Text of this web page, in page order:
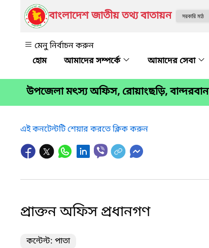
বাংলাদেশ জাতীয় তথ্য বাতায়ন
মেনু নির্বাচন করুন
আমাদের সম্পর্কে
আমাদের সেবা
উপজেলা মৎস্য অফিস, রোয়াংছড়ি, বান্দরবান
এই কনটেন্টটি শেয়ার করতে ক্লিক করুন
প্রাক্তন অফিস প্রধানগণ
কন্টেন্ট: পাতা